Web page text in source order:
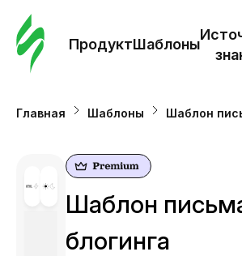
ПродуктШаблоны
Главная Шаблоны Шаблон
Шаблон
блогинга